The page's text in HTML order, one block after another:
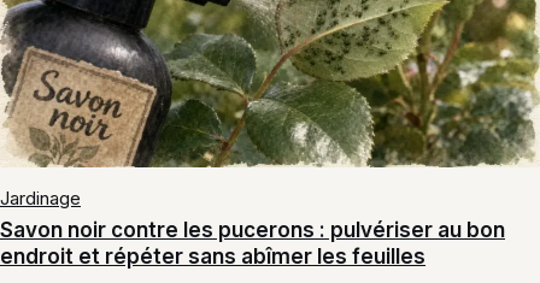
Jardinage
Savon noir contre les pucerons : pulvériser au bon
endroit et répéter sans abîmer les feuilles